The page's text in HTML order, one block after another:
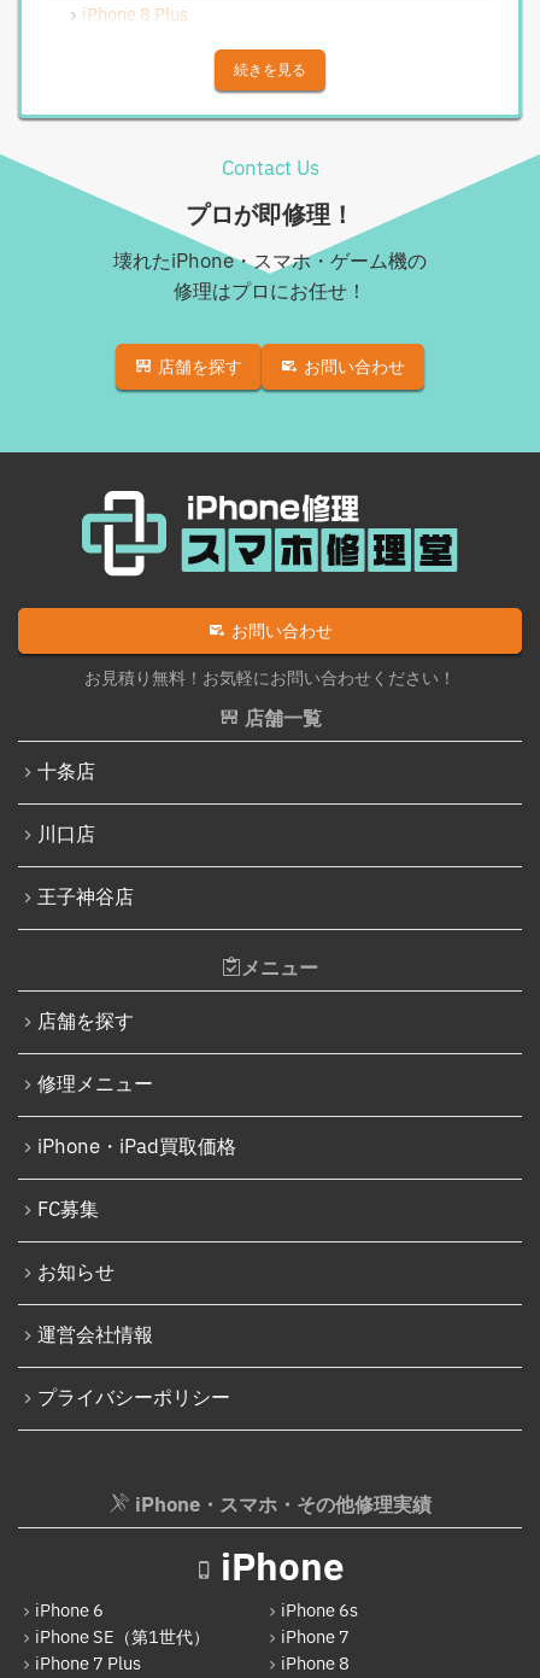
Android水没洗浄作業
Androidその他部品修理
Androidロゴループ、システム復旧
Android基板破損修理（軽度）
良）
iPadバッテリー交換
iPad充電コネクタ交換修理
iPad水没洗浄作業
iPadその他部品修理
Nintendo Switch修理実績
Nintendo Switchその他部品修理
Nintendo Switchバッテリー交換
Nintendo Siwtch充電コネクタ修理
Nintendo Switchタッチパネル修理交換
Nintendo Switchゲームカードスロット修理
Nintendo Switch SDカードスロット修理
Nintendo Switch基板破損修理（軽度）
Nintendo Switch基板破損修理（重度）
iPod修理実績
iPodバッテリー交換
パソコン修理実績
パソコン液晶パネル交換修理
パソコンバッテリー交換
パソコンその他部品修理
AppleWatchフロントパネル交換修理
iPhone 8 Plus
iPhone XR
iPhone 11 Pro
iPhone SE（第2世代）
iPhone 12 Pro
iPhone 12 mini
iPhone 12 Pro Max
iPhone 13 Pro
iPhone 13 Pro Max
iPhone SE（第3世代）
iPhone 14
iPhone 14 Pro
iPhone 14 Pro Max
iPhone 15
iPhone 15 Pro
iPhone 16
iPhone 16 Plus
iPhone 16 Pro
iPhone 16 Pro Max
iPhone 16e
iPhone 17
Google Pixel
Xperia
Galaxy
OPPO
続きを見る
Contact Us
プロが即修理！
壊れたiPhone・スマホ・ゲーム機の
修理はプロにお任せ！
店舗を探す お問い合わせ
お問い合わせ
お見積り無料！お気軽にお問い合わせください！
店舗一覧
十条店
川口店
王子神谷店
メニュー
店舗を探す
修理メニュー
iPhone・iPad買取価格
FC募集
お知らせ
運営会社情報
プライバシーポリシー
iPhone・スマホ・その他修理実績
iPhone
iPhone 6
iPhone 6s
iPhone SE（第1世代）
iPhone 7
iPhone 7 Plus
iPhone 8